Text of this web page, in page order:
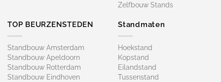
Zelfbouw Stands
TOP BEURZENSTEDEN
Standbouw Amsterdam
Standbouw Apeldoorn
Standbouw Rotterdam
Standbouw Eindhoven
Standmaten
Hoekstand
Kopstand
Eilandstand
Tussenstand